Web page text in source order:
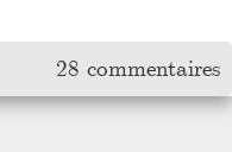
28 commentaires